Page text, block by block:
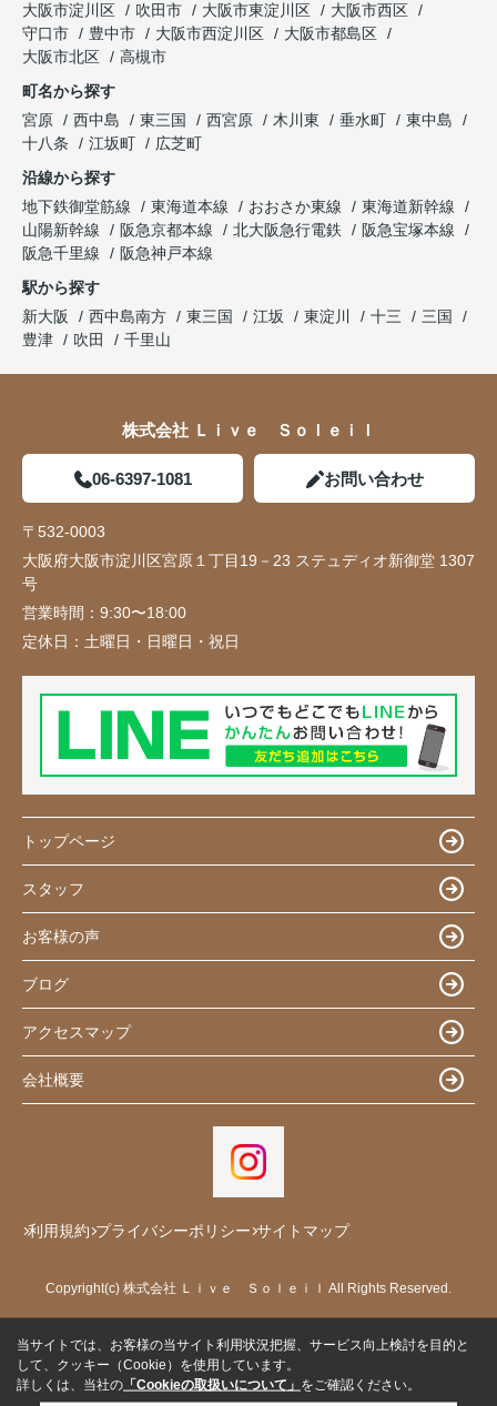
大阪市淀川区
吹田市 大阪市東淀川区
大阪市西区
守口市
豊中市 大阪市西淀川区
大阪市都島区
大阪市北区
高槻市
町名から探す
宮原
西中島 東三国 西宮原 木川東 垂水町
東中島
十八条
江坂町
広芝町
沿線から探す
地下鉄御堂筋線
東海道本線 おおさか東線
東海道新幹線
山陽新幹線
阪急京都本線 北大阪急行電鉄
阪急宝塚本線
阪急千里線
阪急神戸本線
駅から探す
新大阪
西中島南方 東三国 江坂 東淀川 十三
三国
豊津
吹田 千里山
株式会社 Ｌｉｖｅ Ｓｏｌｅｉｌ
06-6397-1081 お問い合わせ
〒532-0003
大阪府大阪市淀川区宮原１丁目19－23 ステュディオ新御堂 1307
号
営業時間： 9:30〜18:00
定休日： 土曜日・日曜日・祝日
トップページ
スタッフ
お客様の声
ブログ
アクセスマップ
会社概要
利用規約 プライバシーポリシー サイトマップ
Copyright(c) 株式会社 Ｌｉｖｅ Ｓｏｌｅｉｌ All Rights Reserved.
当サイトでは、お客様の当サイト利用状況把握、サービス向上検討を目的と
して、クッキー（Cookie）を使用しています。
詳しくは、当社の 「Cookieの取扱いについて」 をご確認ください。